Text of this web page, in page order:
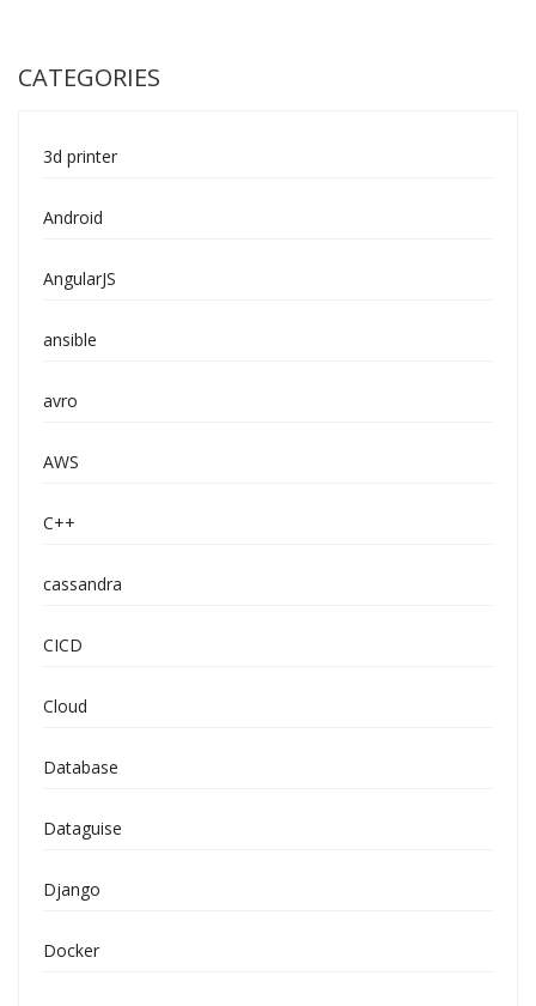
CATEGORIES
3d printer
Android
AngularJS
ansible
avro
AWS
C++
cassandra
CICD
Cloud
Database
Dataguise
Django
Docker